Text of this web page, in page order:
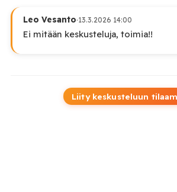
Leo Vesanto·13.3.2026 14:00
Ei mitään keskusteluja, toimia!!
Liity keskusteluun